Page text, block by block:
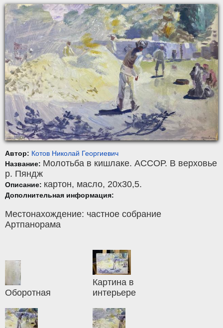
Автор: Котов Николай Георгиевич
Название: Молотьба в кишлаке. АССОР. В верховье
р. Пяндж
Описание: картон, масло, 20x30,5.
Дополнительная информация:
Местонахождение: частное собрание
Артпанорама
Оборотная
Картина в
интерьере